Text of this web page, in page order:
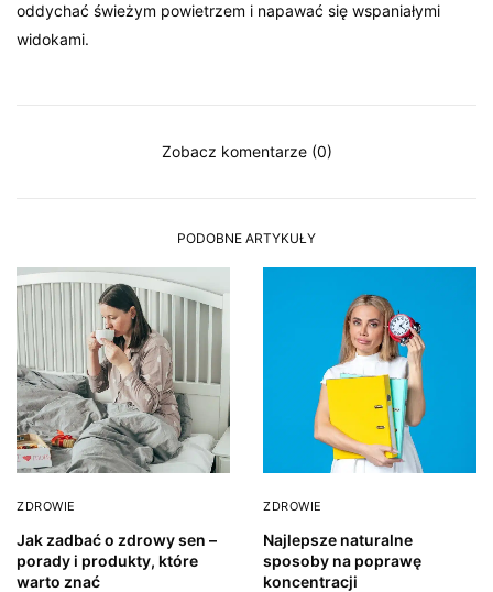
oddychać świeżym powietrzem i napawać się wspaniałymi
widokami.
Zobacz komentarze (0)
PODOBNE ARTYKUŁY
ZDROWIE
Jak zadbać o zdrowy sen –
porady i produkty, które
warto znać
ZDROWIE
Najlepsze naturalne
sposoby na poprawę
koncentracji